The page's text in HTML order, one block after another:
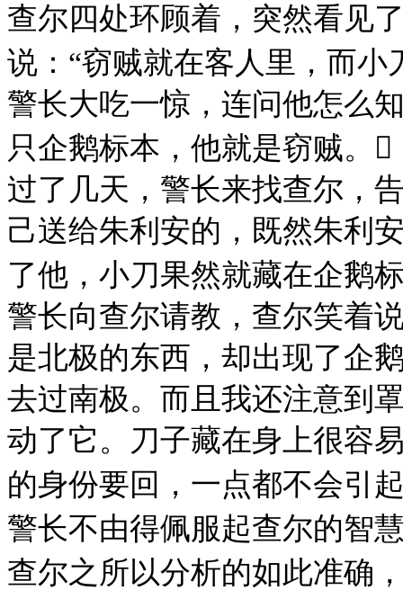
查尔四处环顾着，突然看见
说： “窃贼就在客人里，而小
警长大吃一惊，连问他怎么
只企鹅标本，他就是窃贼。 
过了几天，警长来找查尔，
己送给朱利安的，既然朱利
了他，小刀果然就藏在企鹅
警长向查尔请教，查尔笑着
是北极的东西，却出现了企
去过南极。而且我还注意到
动了它。刀子藏在身上很容
的身份要回，一点都不会引
警长不由得佩服起查尔的智
查尔之所以分析的如此准确